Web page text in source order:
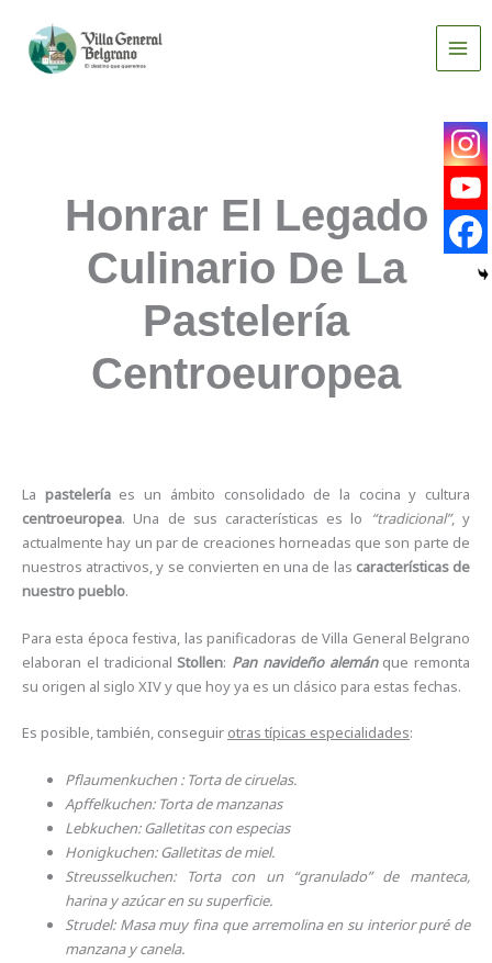
contenido
Honrar El Legado
Culinario De La
Pastelería
Centroeuropea
La pasteleríaes un ámbito consolidado de la cocina y cultura
centroeuropea. Una de sus características es lo “tradicional”, y
actualmente hay un par de creaciones horneadas que son parte de
nuestros atractivos, y se convierten en una de las características de
nuestro pueblo.
Para esta época festiva, las panificadoras de Villa General Belgrano
elaboran el tradicionalStollen: Pan navideño alemánque remonta
su origen al siglo XIV y que hoy ya es un clásico para estas fechas.
Es posible, también, conseguir otras típicas especialidades:
Pflaumenkuchen : Torta de ciruelas.
Apffelkuchen: Torta de manzanas
Lebkuchen: Galletitas con especias
Honigkuchen: Galletitas de miel.
Streusselkuchen: Torta con un “granulado” de manteca,
harina y azúcar en su superficie.
Strudel: Masa muy fina que arremolina en su interior puré de
manzana y canela.